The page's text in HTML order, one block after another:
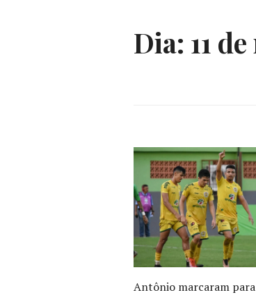
Dia: 11
Antônio marcaram